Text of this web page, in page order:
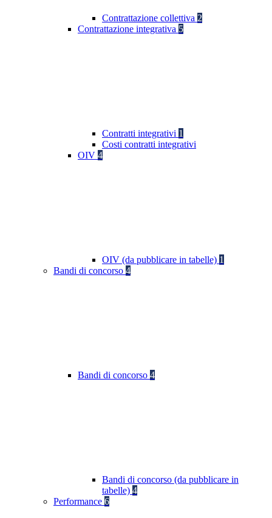
Contrattazione collettiva 2
Contrattazione integrativa 5
Contratti integrativi 1
Costi contratti integrativi
OIV 4
OIV (da pubblicare in tabelle) 1
Bandi di concorso 4
Bandi di concorso 4
Bandi di concorso (da pubblicare in
tabelle) 4
Performance 6